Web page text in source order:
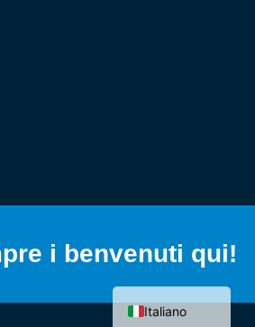
i benvenuti qui!
Italiano
English (UK)